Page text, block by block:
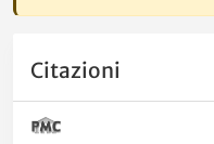
Citazioni